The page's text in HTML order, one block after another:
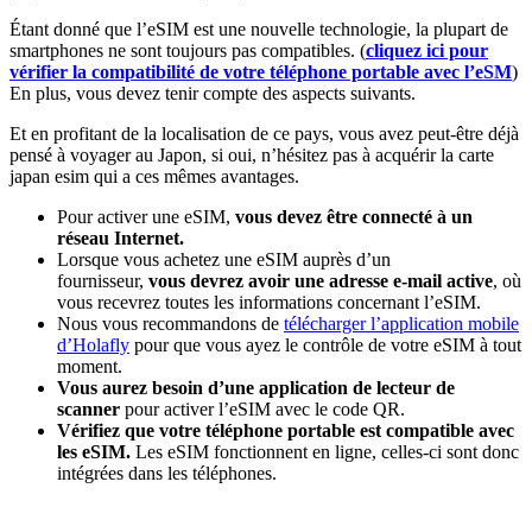
Étant donné que l’eSIM est une nouvelle technologie, la plupart de
smartphones ne sont toujours pas compatibles. (cliquez ici pour
vérifier la compatibilité de votre téléphone portable avec l’eSM)
En plus, vous devez tenir compte des aspects suivants.
Et en profitant de la localisation de ce pays, vous avez peut-être déjà
pensé à voyager au Japon, si oui, n’hésitez pas à acquérir la carte
japan esim qui a ces mêmes avantages.
Pour activer une eSIM, vous devez être connecté à un
réseau Internet.
Lorsque vous achetez une eSIM auprès d’un
fournisseur, vous devrez avoir une adresse e-mail active, où
vous recevrez toutes les informations concernant l’eSIM.
Nous vous recommandons de télécharger l’application mobile
d’Holafly pour que vous ayez le contrôle de votre eSIM à tout
moment.
Vous aurez besoin d’une application de lecteur de
scanner pour activer l’eSIM avec le code QR.
Vérifiez que votre téléphone portable est compatible avec
les eSIM. Les eSIM fonctionnent en ligne, celles-ci sont donc
intégrées dans les téléphones.